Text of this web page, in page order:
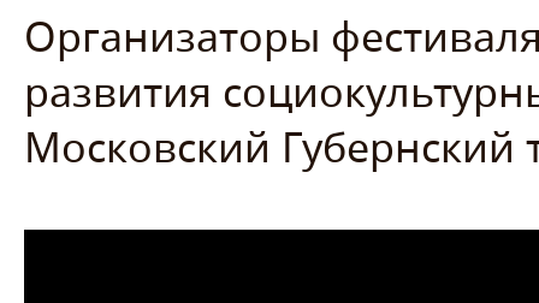
Организаторы
развития
Московский Губернский